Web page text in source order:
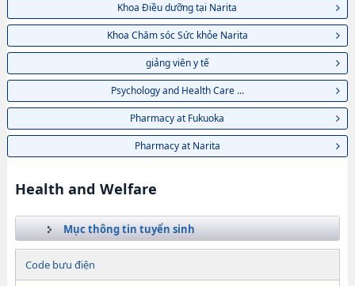
Khoa Điều dưỡng tại Narita
Khoa Chăm sóc Sức khỏe Narita
giảng viên y tế
Psychology and Health Care ...
Pharmacy at Fukuoka
Pharmacy at Narita
Health and Welfare
Mục thông tin tuyển sinh
Code bưu điện